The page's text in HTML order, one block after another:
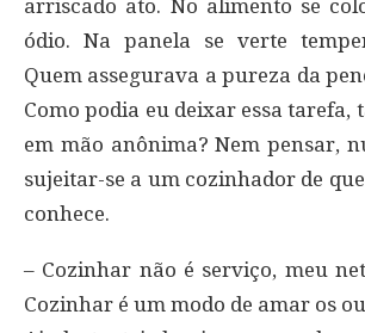
arriscado ato. No alimento se
ódio. Na panela se verte
Quem assegurava a pureza da
Como podia eu deixar essa tarefa,
em mão anônima? Nem pensar,
sujeitar-se a um cozinhador de
conhece.
– Cozinhar não é serviço, meu
Cozinhar é um modo de amar os